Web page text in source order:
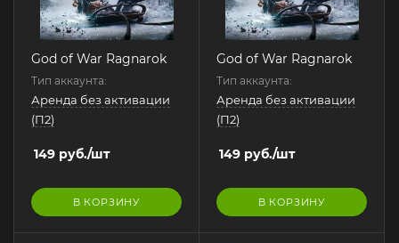
God of War Ragnarok
Тип аккаунта:
Аренда без активации
(П2)
149 руб./шт
В КОРЗИНУ
God of War Ragnarok
Тип аккаунта:
Аренда без активации
(П2)
149 руб./шт
В КОРЗИНУ